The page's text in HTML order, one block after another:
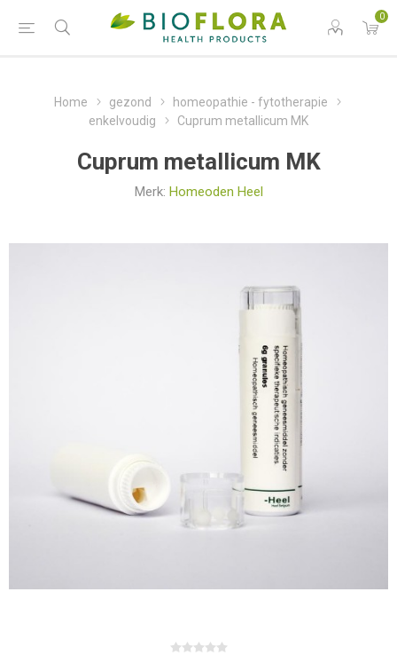
0
Home gezond
homeopathie - fytotherapie
enkelvoudig
Cuprum metallicum MK
Cuprum metallicum MK
Merk: Homeoden Heel